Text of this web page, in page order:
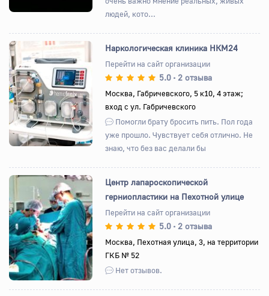
людей, кото...
Назад Вперед
Наркологическая клиника НКМ24
Перейти на сайт организации
5.0 • 2 отзыва
Москва, Габричевского, 5 к10, 4 этаж;
вход с ул. Габричевского
Помогли брату бросить пить. Пол года
уже прошло. Чувствует себя отлично. Не
знаю, что без вас делали бы
Назад Вперед
Центр лапароскопической
герниопластики на Пехотной улице
Перейти на сайт организации
5.0 • 2 отзыва
Москва, Пехотная улица, 3, на территории
ГКБ № 52
Нет отзывов.